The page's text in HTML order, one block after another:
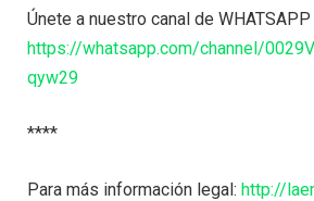
Únete a nuestro canal de
https://whatsapp.com/channel/
qyw29
****
Para más información legal: http://